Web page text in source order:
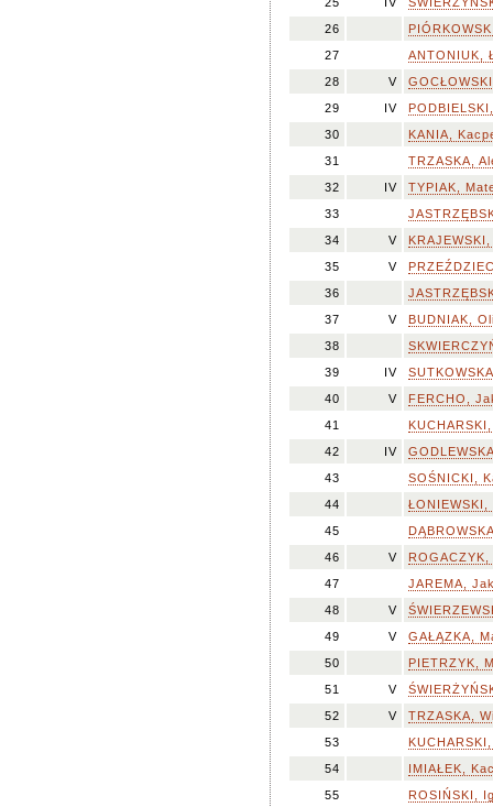
26
27
ANTONIUK,
28
V
29
IV
30
KANIA,
31
TRZASKA,
32
IV
TYPIAK,
33
34
V
35
V
36
37
V
BUDNIAK,
38
39
IV
40
V
FERCHO,
41
42
IV
43
SOŚNICKI,
44
ŁONIEWSKI,
45
46
V
47
JAREMA,
48
V
49
V
GAŁĄZKA,
50
PIETRZYK,
51
V
52
V
TRZASKA,
53
54
IMIAŁEK,
55
ROSIŃSKI,